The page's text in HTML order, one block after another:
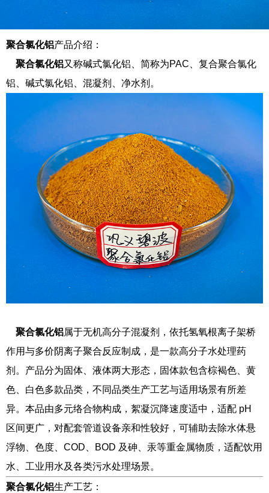
聚合氯化铝产品介绍：
聚合氯化铝又称碱式氯化铝、简称为PAC、复合聚合氯化
铝、碱式氯化铝、混凝剂、净水剂。
聚合氯化铝属于无机高分子混凝剂，依托氢氧根离子架桥
作用与多价阴离子聚合反应制成，是一款高分子水处理药
剂。产品分为固体、液体两大形态，固体款包含棕褐色、黄
色、白色多款品类，不同品类生产工艺与适用场景有所差
异。本品由多元络合物构成，絮凝沉降速度适中，适配 pH
区间更广，对配套管道设备亲和性较好，可辅助去除水体悬
浮物、色度、COD、BOD 及砷、汞等重金属物质，适配饮用
水、工业用水及各类污水处理场景。
聚合氯化铝生产工艺：